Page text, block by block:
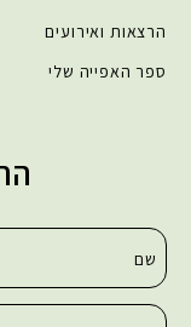
הרצאות ואירועים
ספר האפייה שלי